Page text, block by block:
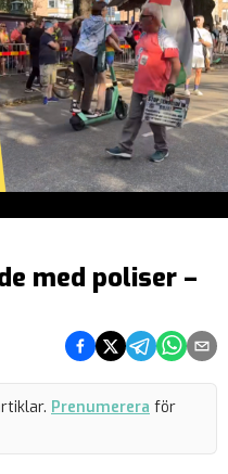
med poliser –
Dela på Facebook
Dela på Twitter
Dela påDela på
Dela
Prenumerera för